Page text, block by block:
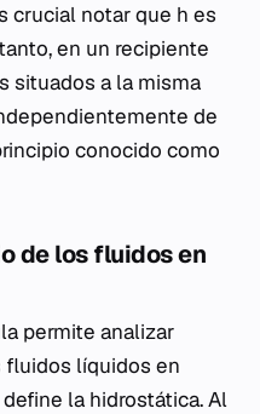
crucial notar que h es
en un recipiente
situados a la misma
de
conocido como
de los fluidos en
permite analizar
fluidos líquidos en
la hidrostática. Al